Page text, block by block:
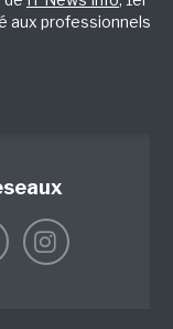
aux professionnels